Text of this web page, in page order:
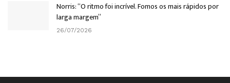
Norris: “O ritmo foi incrível. Fomos os mais rápidos por
larga margem”
26/07/2026